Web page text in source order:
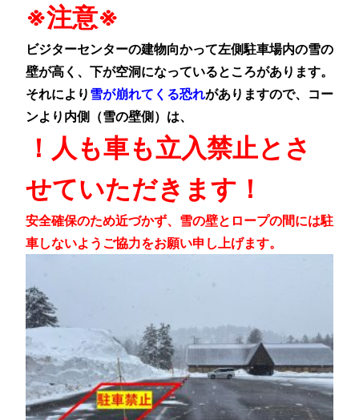
※注意※
ビジターセンターの建物向かって左側駐車場内の雪の
壁が高く、下が空洞になっているところがあります。
それにより 雪が崩れてくる恐れがありますので、コー
ンより内側（雪の壁側）は、
！人も車も立入禁止とさ
せていただきます！
安全確保のため近づかず、雪の壁とロープの間には駐
車しないようご協力をお願い申し上げます。